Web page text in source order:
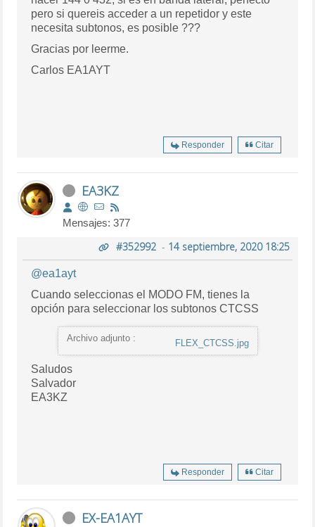
pero si quereis acceder a un repetidor y este
necesita subtonos, es posible ???
Gracias por leerme.
Carlos EA1AYT
Responder Citar
EA3KZ
Mensajes: 377
#352992- 14 septiembre, 2020 18:25
@ea1ayt
Cuando seleccionas el MODO FM, tienes la
opción para seleccionar los subtonos CTCSS
Archivo adjunto : FLEX_CTCSS.jpg
Saludos
Salvador
EA3KZ
Responder Citar
EX-EA1AYT